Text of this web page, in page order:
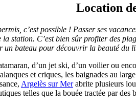
Location
c’est possible ! Passer ses
la station. C’est bien sûr profiter des
un bateau pour découvrir la beauté du
d’un jet ski, d’un voilier ou
et criques, les baignades au
Argelès sur Merabrite plusieurs
telles que la bouée tractée par